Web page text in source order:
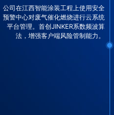
公司在江西智能涂装工程上使用安全
预警中心对废气催化燃烧进行云系统
平台管理。首创JINKER系数频波算
法，增强客户端风险管制能力。